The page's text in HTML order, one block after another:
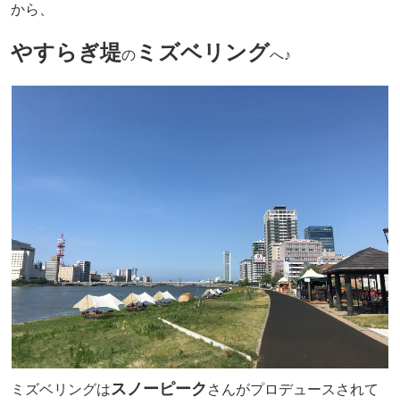
から、
やすらぎ堤のミズベリングへ♪
ミズベリングはスノーピーク さんがプロデュースされて